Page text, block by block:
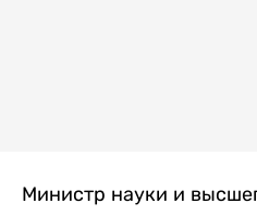
Министр науки и